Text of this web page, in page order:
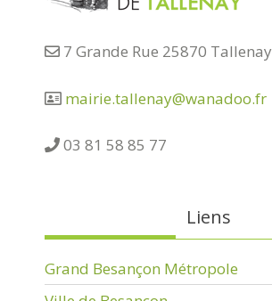
7 Grande Rue 25870 Tallenay
mairie.tallenay@wanadoo.fr
03 81 58 85 77
Liens
Grand Besançon Métropole